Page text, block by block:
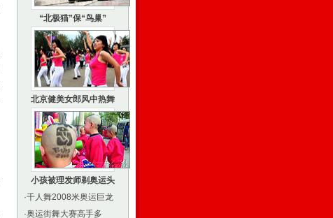
“北极猫”保“鸟巢”
北京健美女郎风中热舞
小孩被理发师剃奥运头
·千人舞2008米奥运巨龙
·奥运街舞大赛高手多